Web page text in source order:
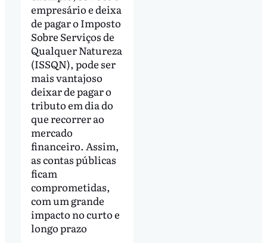
empresário e deixa
de pagar o Imposto
Sobre Serviços de
Qualquer Natureza
(ISSQN), pode ser
mais vantajoso
deixar de pagar o
tributo em dia do
que recorrer ao
mercado
financeiro. Assim,
as contas públicas
ficam
comprometidas,
com um grande
impacto no curto e
longo prazo